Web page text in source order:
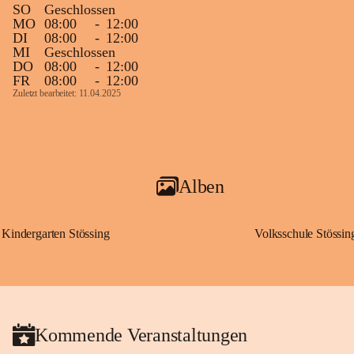
SO
Geschlossen
MO 08:00 - 12:00
DI
08:00 - 12:00
MI
Geschlossen
DO
08:00 - 12:00
FR
08:00 - 12:00
Zuletzt bearbeitet: 11.04.2025
Alben
Kindergarten Stössing Volksschule
Kommende Veranstaltungen